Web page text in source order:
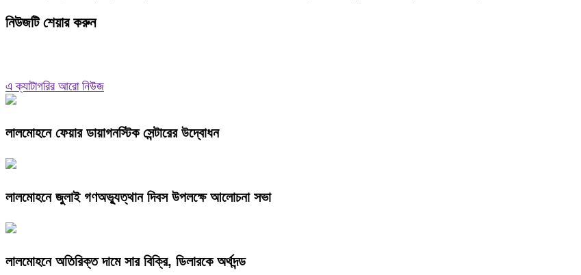
নিউজটি শেয়ার করুন
এ ক্যাটাগরির আরো নিউজ
লালমোহনে ফেয়ার ডায়াগনস্টিক সেন্টারের উদ্বোধন
লালমোহনে জুলাই গণঅভ্যুত্থান দিবস উপলক্ষে আলোচনা সভা
লালমোহনে অতিরিক্ত দামে সার বিক্রি, ডিলারকে অর্থদন্ড